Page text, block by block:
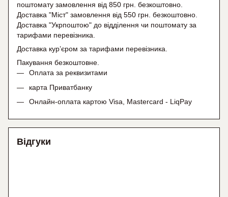
поштомату замовлення від 850 грн. безкоштовно.
Доставка "Міст" замовлення від 550 грн. безкоштовно.
Доставка "Укрпоштою" до відділення чи поштомату за
тарифами перевізника.
Доставка кур’єром за тарифами перевізника.
Пакування безкоштовне.
Оплата за реквизитами
карта Приватбанку
Онлайн-оплата картою Visa, Mastercard - LiqPay
Відгуки